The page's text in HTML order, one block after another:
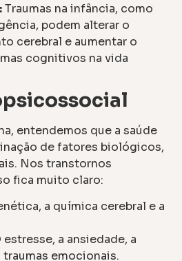
Traumas na infância, como
podem alterar o
cerebral e aumentar o
cognitivos na vida
entendemos que a saúde
de fatores biológicos,
Nos transtornos
fica muito claro:
a química cerebral e a
estresse, a ansiedade, a
traumas emocionais.